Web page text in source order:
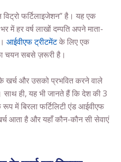
फर्टिलाइजेशन” है। यह एक
में हर वर्ष लाखों दम्पति अपने माता-
आईवीएफ ट्रीटमेंटके लिए एक
चयन सबसे ज़रूरी है।
खर्च और उसको प्रभवित करने वाले
ही, यह भी जानते हैं कि देश की 3
में बिरला फर्टिलिटी एंड आईवीएफ
आता है और यहाँ कौन-कौन सी सेवाएं